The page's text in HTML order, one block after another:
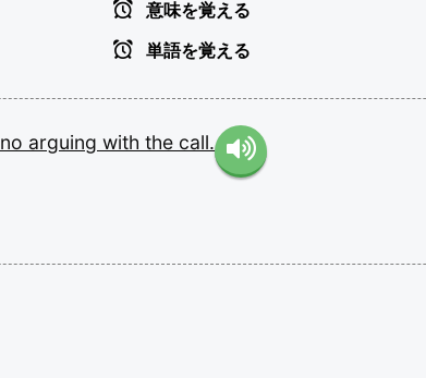
意味を覚える
単語を覚える
no arguing with the call.